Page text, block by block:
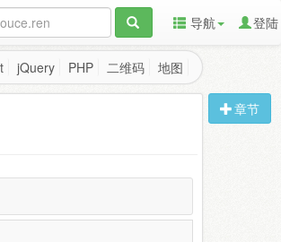
导航 登陆
jQuery PHP 二维码 地图
章节